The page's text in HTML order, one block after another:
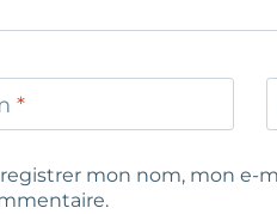
*
mon nom, mon e-